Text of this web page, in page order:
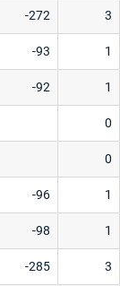
-272 3
-93 1
-92 1
0
0
-96 1
-98 1
-285 3